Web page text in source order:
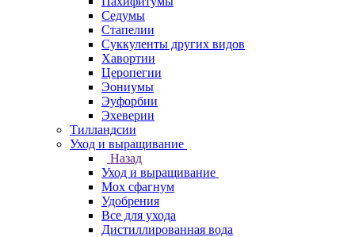
Седумы
Стапелии
Суккуленты других видов
Хавортии
Церопегии
Эониумы
Эуфорбии
Эхеверии
Тилландсии
Уход и выращивание
Назад
Уход и выращивание
Мох сфагнум
Удобрения
Все для ухода
Дистиллированная вода